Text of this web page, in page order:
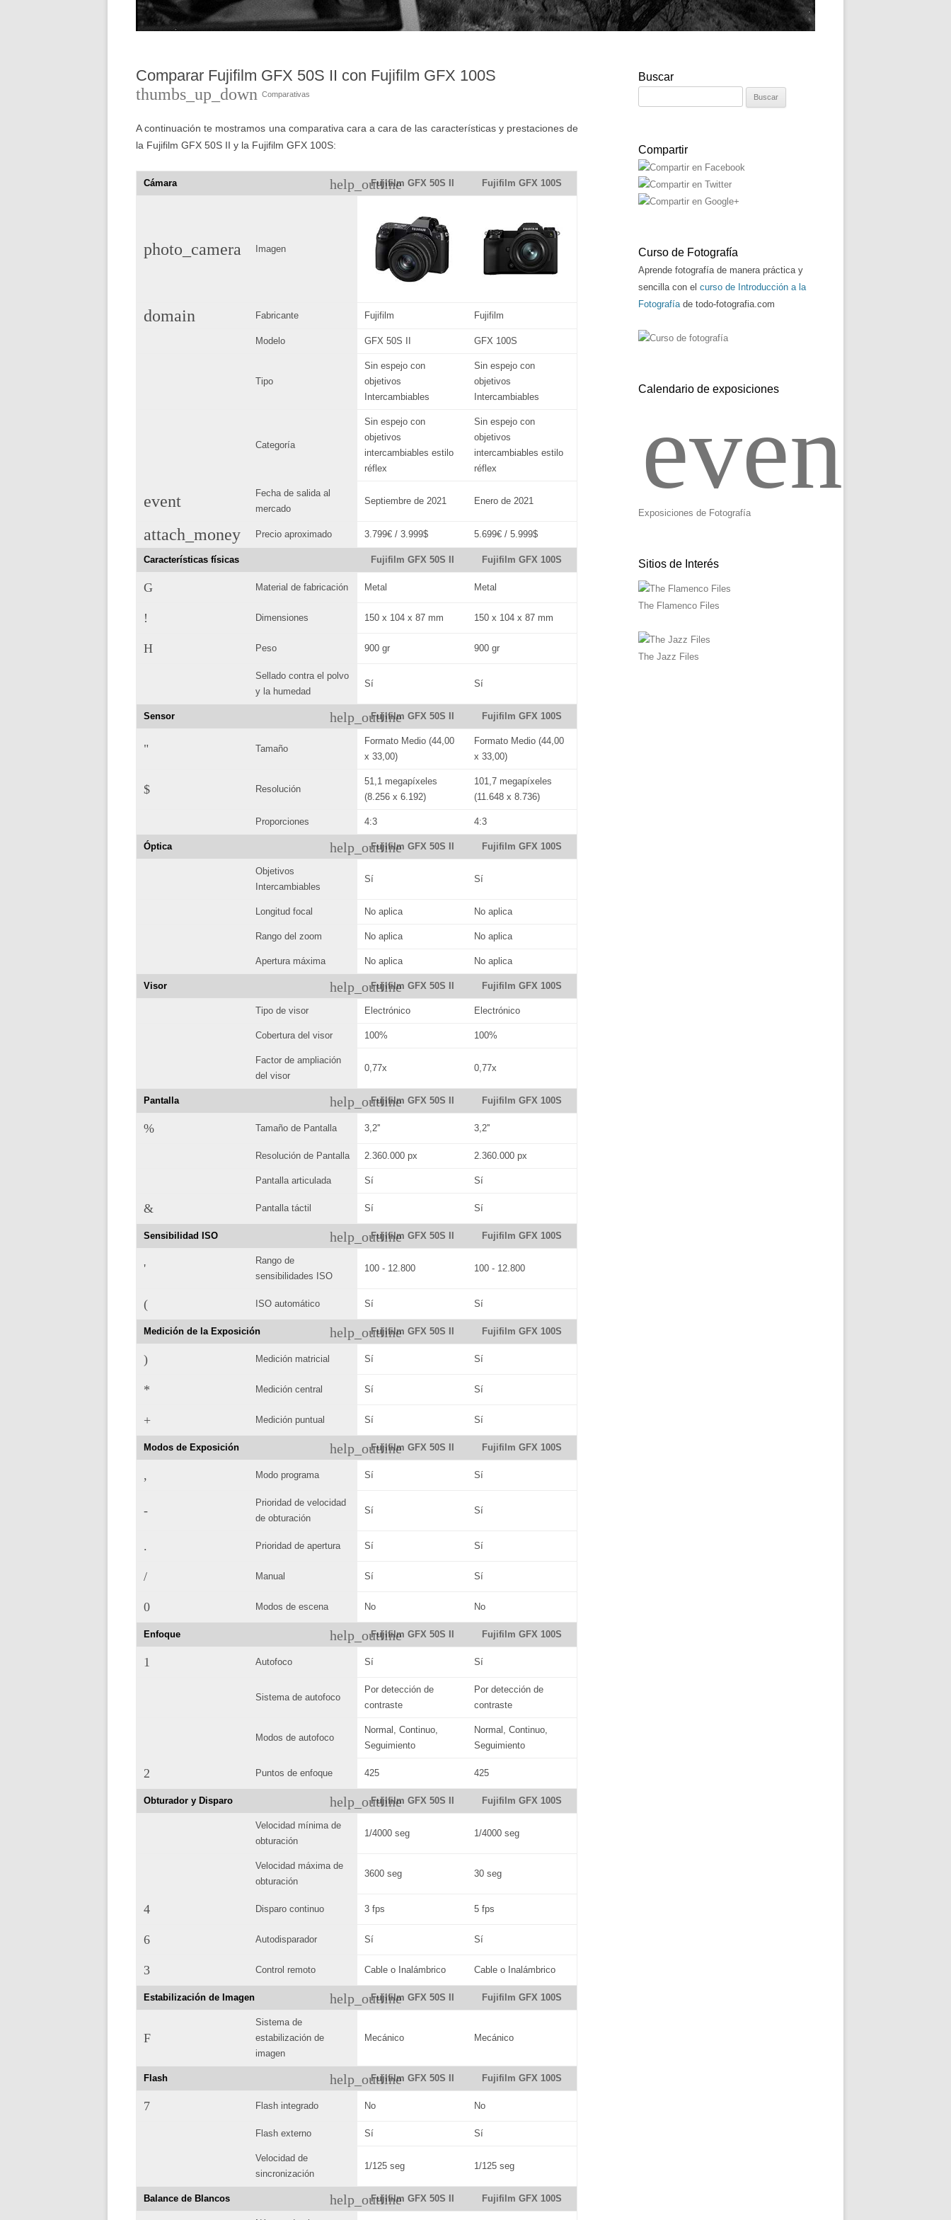
Comparar Fujifilm GFX 50S II con Fujifilm GFX 100S
thumbs_up_down Comparativas
A continuación te mostramos una comparativa cara a cara de las características y prestaciones de
la Fujifilm GFX 50S II y la Fujifilm GFX 100S:
Cámara help_outlineFujifilm GFX 50S II Fujifilm GFX 100S
photo_camera Imagen
domain Fabricante Fujifilm Fujifilm
Modelo GFX 50S II GFX 100S
Tipo
Sin espejo con
objetivos
Intercambiables
Sin espejo con
objetivos
Intercambiables
Categoría
Sin espejo con
objetivos
intercambiables estilo
réflex
Sin espejo con
objetivos
intercambiables estilo
réflex
event
Fecha de salida al
mercado
Septiembre de 2021 Enero de 2021
attach_money Precio aproximado 3.799€ / 3.999$ 5.699€ / 5.999$
Características físicas Fujifilm GFX 50S II Fujifilm GFX 100S
G Material de fabricación Metal Metal
! Dimensiones 150 x 104 x 87 mm 150 x 104 x 87 mm
H Peso 900 gr 900 gr
Sellado contra el polvo
y la humedad
Sí Sí
Sensor help_outlineFujifilm GFX 50S II Fujifilm GFX 100S
" Tamaño
Formato Medio (44,00
x 33,00)
Formato Medio (44,00
x 33,00)
$ Resolución
51,1 megapíxeles
(8.256 x 6.192)
101,7 megapíxeles
(11.648 x 8.736)
Proporciones 4:3 4:3
Óptica help_outlineFujifilm GFX 50S II Fujifilm GFX 100S
Objetivos
Intercambiables
Sí Sí
Longitud focal No aplica No aplica
Rango del zoom No aplica No aplica
Apertura máxima No aplica No aplica
Visor help_outlineFujifilm GFX 50S II Fujifilm GFX 100S
Tipo de visor Electrónico Electrónico
Cobertura del visor 100% 100%
Factor de ampliación
del visor
0,77x 0,77x
Pantalla help_outlineFujifilm GFX 50S II Fujifilm GFX 100S
% Tamaño de Pantalla 3,2'' 3,2''
Resolución de Pantalla 2.360.000 px 2.360.000 px
Pantalla articulada Sí Sí
& Pantalla táctil Sí Sí
Sensibilidad ISO help_outlineFujifilm GFX 50S II Fujifilm GFX 100S
'
Rango de
sensibilidades ISO
100 - 12.800 100 - 12.800
( ISO automático Sí Sí
Medición de la Exposición help_outlineFujifilm GFX 50S II Fujifilm GFX 100S
) Medición matricial Sí Sí
* Medición central Sí Sí
+ Medición puntual Sí Sí
Modos de Exposición help_outlineFujifilm GFX 50S II Fujifilm GFX 100S
, Modo programa Sí Sí
-
Prioridad de velocidad
de obturación
Sí Sí
. Prioridad de apertura Sí Sí
/ Manual Sí Sí
0 Modos de escena No No
Enfoque help_outlineFujifilm GFX 50S II Fujifilm GFX 100S
1 Autofoco Sí Sí
Sistema de autofoco
Por detección de
contraste
Por detección de
contraste
Modos de autofoco
Normal, Continuo,
Seguimiento
Normal, Continuo,
Seguimiento
2 Puntos de enfoque 425 425
Obturador y Disparo help_outlineFujifilm GFX 50S II Fujifilm GFX 100S
Velocidad mínima de
obturación
1/4000 seg 1/4000 seg
Velocidad máxima de
obturación
3600 seg 30 seg
4 Disparo continuo 3 fps 5 fps
6 Autodisparador Sí Sí
3 Control remoto Cable o Inalámbrico Cable o Inalámbrico
Estabilización de Imagen help_outlineFujifilm GFX 50S II Fujifilm GFX 100S
F
Sistema de
estabilización de
imagen
Mecánico Mecánico
Flash help_outlineFujifilm GFX 50S II Fujifilm GFX 100S
7 Flash integrado No No
Flash externo Sí Sí
Velocidad de
sincronización
1/125 seg 1/125 seg
Balance de Blancos help_outlineFujifilm GFX 50S II Fujifilm GFX 100S
Buscar
Compartir
Curso de Fotografía
Aprende fotografía de manera práctica y
sencilla con el curso de Introducción a la
Fotografíade todo-fotografia.com
Calendario de exposiciones
Exposiciones de Fotografía
Sitios de Interés
The Flamenco Files
The Jazz Files